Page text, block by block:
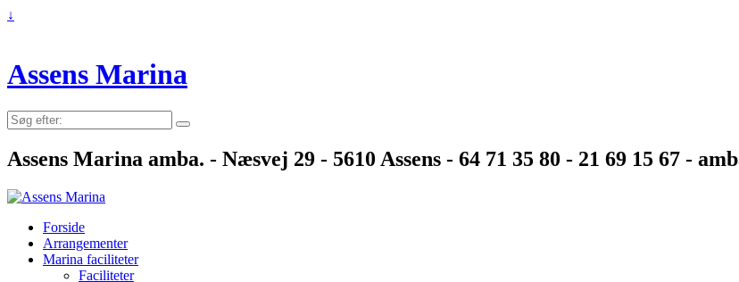
↓
Assens Marina
Søg
efter:
Assens Marina amba. - Næsvej 29 - 5610 Assens - 64 71 35 80 - 21 69 15 67 -
Forside
Arrangementer
Marina faciliteter
Faciliteter